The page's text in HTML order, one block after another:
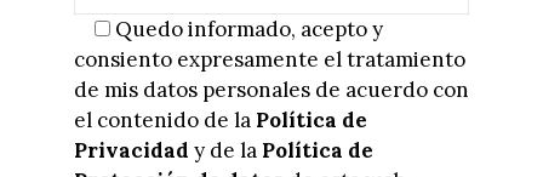
Quedo informado, acepto y
consiento expresamente el tratamiento
de mis datos personales de acuerdo con
el contenido de la Política de
Privacidad y de la Política de